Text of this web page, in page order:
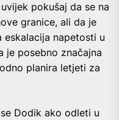
pokušaj da se na
granice, ali da je
napetosti u
je posebno značajna
planira letjeti za
Dodik ako odleti u